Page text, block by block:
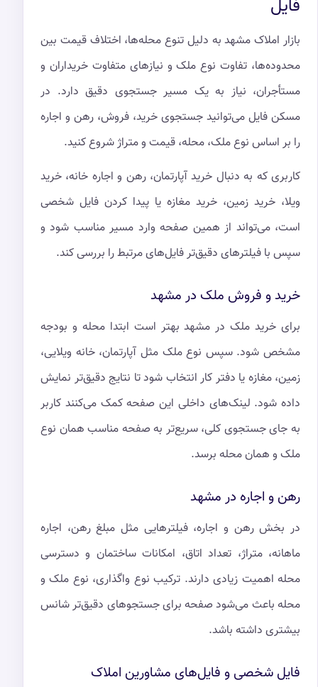
فایل
بازار املاک مشهد به دلیل تنوع محله‌ها، اختلاف قیمت بین
محدوده‌ها، تفاوت نوع ملک و نیازهای متفاوت خریداران و
مستأجران، نیاز به یک مسیر جستجوی دقیق دارد. در
مسکن فایل می‌توانید جستجوی خرید، فروش، رهن و اجاره
را بر اساس نوع ملک، محله، قیمت و متراژ شروع کنید.
کاربری که به دنبال خرید آپارتمان، رهن و اجاره خانه، خرید
ویلا، خرید زمین، خرید مغازه یا پیدا کردن فایل شخصی
است، می‌تواند از همین صفحه وارد مسیر مناسب شود و
سپس با فیلترهای دقیق‌تر فایل‌های مرتبط را بررسی کند.
خرید و فروش ملک در مشهد
برای خرید ملک در مشهد بهتر است ابتدا محله و بودجه
مشخص شود. سپس نوع ملک مثل آپارتمان، خانه ویلایی،
زمین، مغازه یا دفتر کار انتخاب شود تا نتایج دقیق‌تر نمایش
داده شود. لینک‌های داخلی این صفحه کمک می‌کنند کاربر
به جای جستجوی کلی، سریع‌تر به صفحه مناسب همان نوع
ملک و همان محله برسد.
رهن و اجاره در مشهد
در بخش رهن و اجاره، فیلترهایی مثل مبلغ رهن، اجاره
ماهانه، متراژ، تعداد اتاق، امکانات ساختمان و دسترسی
محله اهمیت زیادی دارند. ترکیب نوع واگذاری، نوع ملک و
محله باعث می‌شود صفحه برای جستجوهای دقیق‌تر شانس
بیشتری داشته باشد.
فایل شخصی و فایل‌های مشاورین املاک